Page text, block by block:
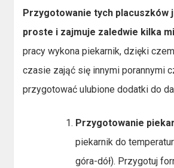
Przygotowanie tych placuszków
proste i zajmuje zaledwie kilka
pracy wykona piekarnik, dzięki
czasie zająć się innymi porannymi
przygotować ulubione dodatki do
Przygotowanie
piekarnik do
góra-dół). Przygotuj